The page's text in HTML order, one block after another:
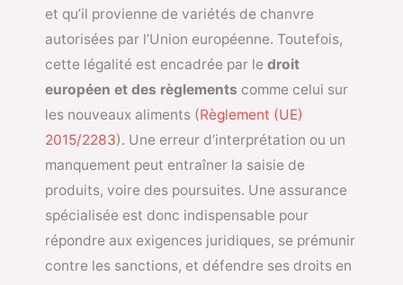
et qu’il provienne de variétés de chanvre
autorisées par l’Union européenne. Toutefois,
cette légalité est encadrée par le droit
européen et des règlements comme celui sur
les nouveaux aliments (Règlement (UE)
2015/2283). Une erreur d’interprétation ou un
manquement peut entraîner la saisie de
produits, voire des poursuites. Une assurance
spécialisée est donc indispensable pour
répondre aux exigences juridiques, se prémunir
contre les sanctions, et défendre ses droits en